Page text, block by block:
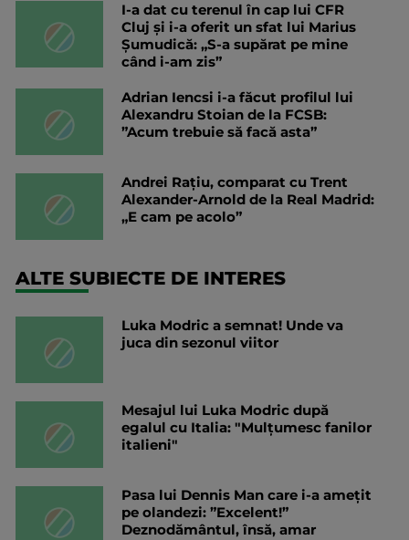
I-a dat cu terenul în cap lui CFR
Cluj și i-a oferit un sfat lui Marius
Șumudică: „S-a supărat pe mine
când i-am zis”
Adrian Iencsi i-a făcut profilul lui
Alexandru Stoian de la FCSB:
”Acum trebuie să facă asta”
Andrei Rațiu, comparat cu Trent
Alexander-Arnold de la Real Madrid:
„E cam pe acolo”
ALTE SUBIECTE DE INTERES
Luka Modric a semnat! Unde va
juca din sezonul viitor
Mesajul lui Luka Modric după
egalul cu Italia: "Mulțumesc fanilor
italieni"
Pasa lui Dennis Man care i-a amețit
pe olandezi: ”Excelent!”
Deznodământul, însă, amar